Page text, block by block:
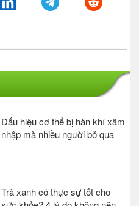
Dấu hiệu cơ thể bị hàn khí xâm
nhập mà nhiều người bỏ qua
Trà xanh có thực sự tốt cho